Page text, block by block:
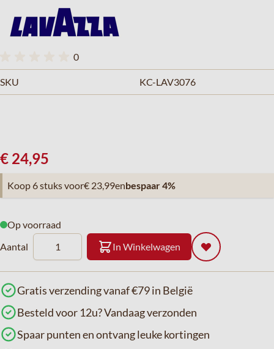
0
SKU KC-LAV3076
€ 24,95
Koop 6 stuks voor€ 23,99enbespaar4%
Op voorraad
Aantal
In Winkelwagen
Gratis verzending vanaf €79 in België
Besteld voor 12u? Vandaag verzonden
Spaar punten en ontvang leuke kortingen